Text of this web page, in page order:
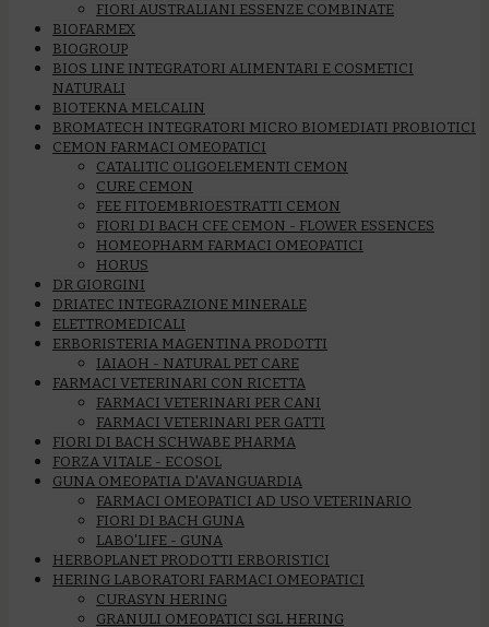
FIORI AUSTRALIANI ESSENZE COMBINATE
BIOFARMEX
BIOGROUP
BIOS LINE INTEGRATORI ALIMENTARI E COSMETICI
NATURALI
BIOTEKNA MELCALIN
BROMATECH INTEGRATORI MICRO BIOMEDIATI PROBIOTICI
CEMON FARMACI OMEOPATICI
CATALITIC OLIGOELEMENTI CEMON
CURE CEMON
FEE FITOEMBRIOESTRATTI CEMON
FIORI DI BACH CFE CEMON - FLOWER ESSENCES
HOMEOPHARM FARMACI OMEOPATICI
HORUS
DR GIORGINI
DRIATEC INTEGRAZIONE MINERALE
ELETTROMEDICALI
ERBORISTERIA MAGENTINA PRODOTTI
IAIAOH - NATURAL PET CARE
FARMACI VETERINARI CON RICETTA
FARMACI VETERINARI PER CANI
FARMACI VETERINARI PER GATTI
FIORI DI BACH SCHWABE PHARMA
FORZA VITALE - ECOSOL
GUNA OMEOPATIA D'AVANGUARDIA
FARMACI OMEOPATICI AD USO VETERINARIO
FIORI DI BACH GUNA
LABO'LIFE - GUNA
HERBOPLANET PRODOTTI ERBORISTICI
HERING LABORATORI FARMACI OMEOPATICI
CURASYN HERING
GRANULI OMEOPATICI SGL HERING